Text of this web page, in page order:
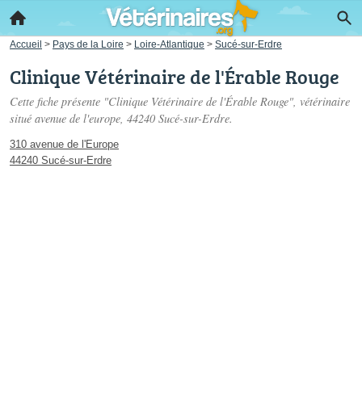
Accueil > Pays de la Loire > Loire-Atlantique > Sucé-sur-Erdre
Clinique Vétérinaire de l'Érable Rouge
Cette fiche présente "Clinique Vétérinaire de l'Érable Rouge", vétérinaire
situé avenue de l'europe, 44240 Sucé-sur-Erdre.
310 avenue de l'Europe
44240 Sucé-sur-Erdre